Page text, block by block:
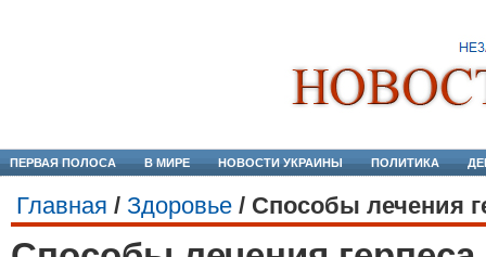
ПЕРВАЯ ПОЛОСА В МИРЕ НОВОСТИ УКРАИНЫ ПОЛИТИКА
Главная / Здоровье / Способы лечения